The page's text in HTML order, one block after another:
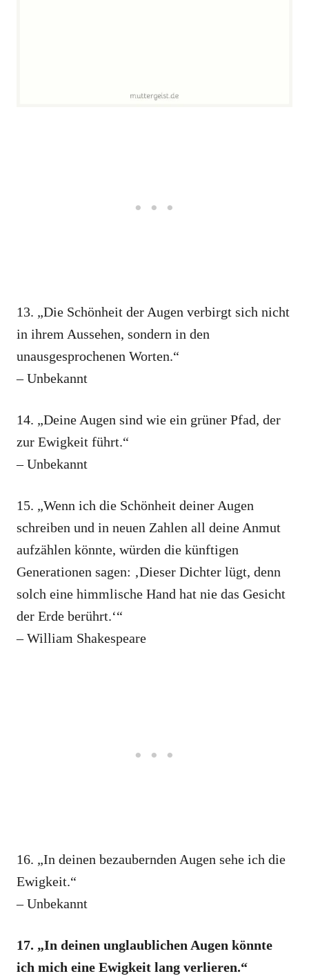
13. „Die Schönheit der Augen verbirgt sich nicht
in ihrem Aussehen, sondern in den
unausgesprochenen Worten.“
– Unbekannt
14. „Deine Augen sind wie ein grüner Pfad, der
zur Ewigkeit führt.“
– Unbekannt
15. „Wenn ich die Schönheit deiner Augen
schreiben und in neuen Zahlen all deine Anmut
aufzählen könnte, würden die künftigen
Generationen sagen: ‚Dieser Dichter lügt, denn
solch eine himmlische Hand hat nie das Gesicht
der Erde berührt.‘“
– William Shakespeare
16. „In deinen bezaubernden Augen sehe ich die
Ewigkeit.“
– Unbekannt
17. „In deinen unglaublichen Augen könnte
ich mich eine Ewigkeit lang verlieren.“